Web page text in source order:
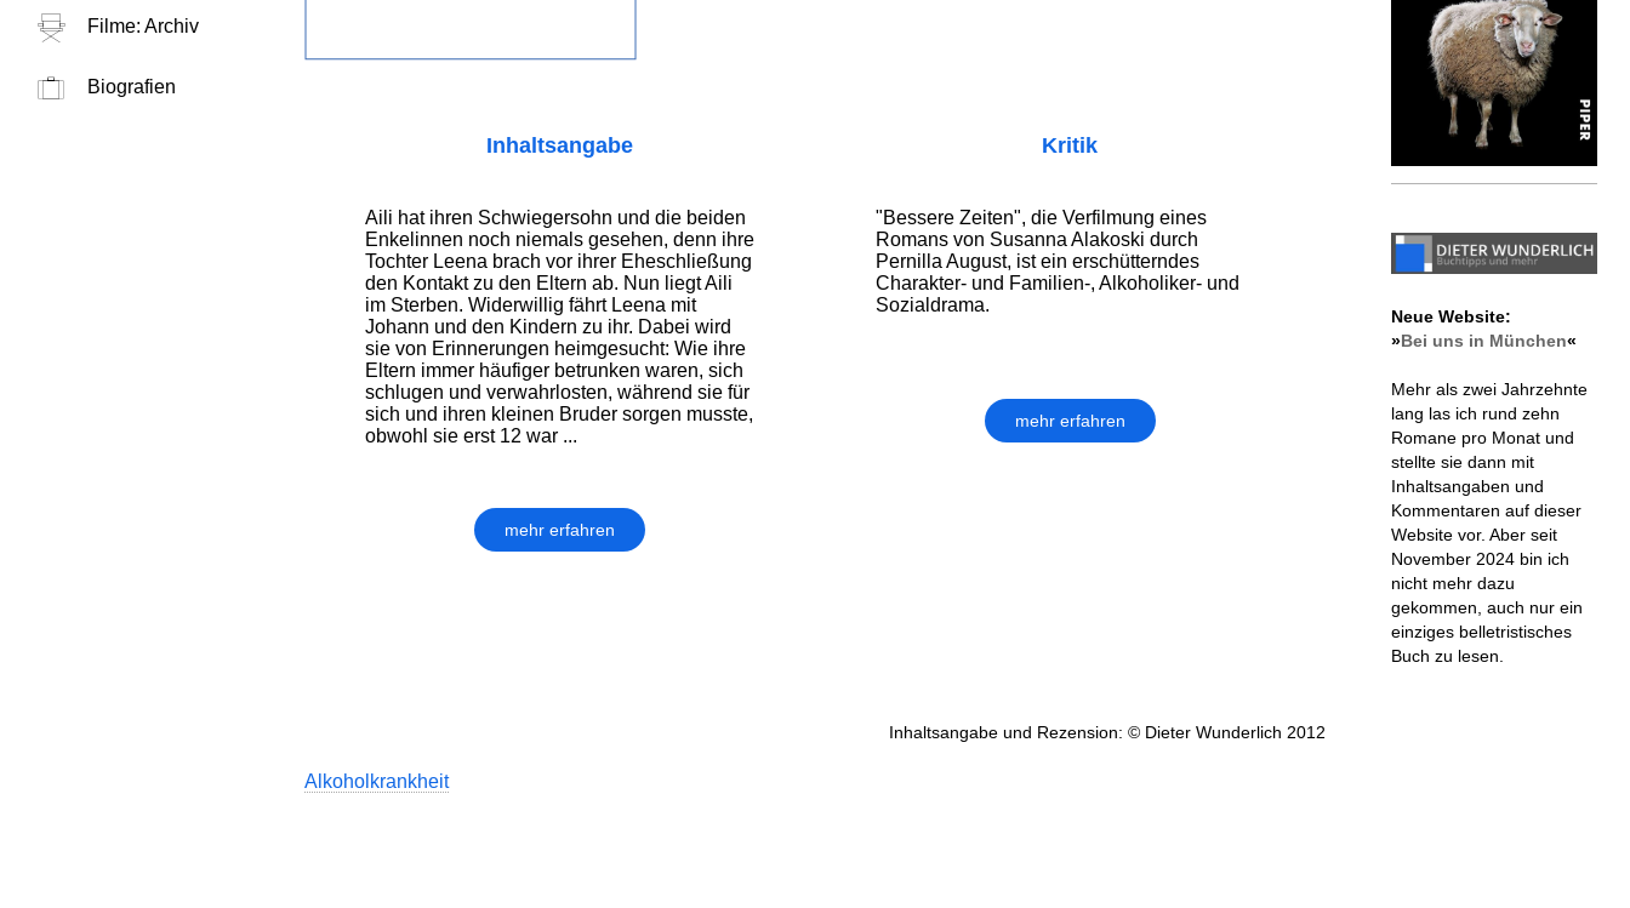
Filme: Archiv
Biografien
Inhaltsangabe
Aili hat ihren Schwiegersohn und die beiden
Enkelinnen noch niemals gesehen, denn ihre
Tochter Leena brach vor ihrer Eheschließung
den Kontakt zu den Eltern ab. Nun liegt Aili
im Sterben. Widerwillig fährt Leena mit
Johann und den Kindern zu ihr. Dabei wird
sie von Erinnerungen heimgesucht: Wie ihre
Eltern immer häufiger betrunken waren, sich
schlugen und verwahrlosten, während sie für
sich und ihren kleinen Bruder sorgen musste,
obwohl sie erst 12 war ...
mehr erfahren
Kritik
"Bessere Zeiten", die Verfilmung eines
Romans von Susanna Alakoski durch
Pernilla August, ist ein erschütterndes
Charakter- und Familien-, Alkoholiker- und
Sozialdrama.
mehr erfahren
Inhaltsangabe und Rezension: © Dieter Wunderlich 2012
Alkoholkrankheit
Neue Website:
»Bei uns in München«
Mehr als zwei Jahrzehnte
lang las ich rund zehn
Romane pro Monat und
stellte sie dann mit
Inhaltsangaben und
Kommentaren auf dieser
Website vor. Aber seit
November 2024 bin ich
nicht mehr dazu
gekommen, auch nur ein
einziges belletristisches
Buch zu lesen.